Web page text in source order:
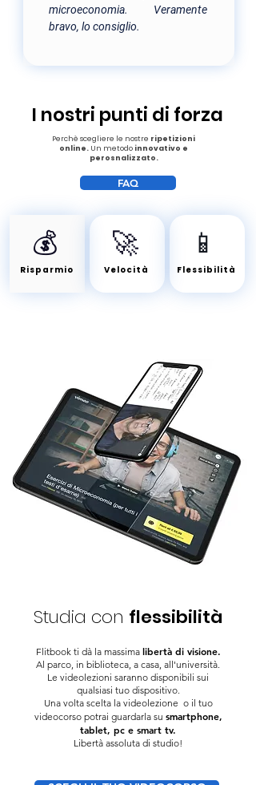
microeconomia. Veramente
bravo, lo consiglio.
I nostri punti di forza
Perchè scegliere le nostre ripetizioni
online. Un metodo innovativo e
perosnalizzato.
FAQ
💰
Risparmio
🚀
Velocità
​📱
Flessibilità
Studia con flessibilità
Flitbook ti dà la massima libertà di visione.
Al parco, in biblioteca, a casa, all'università.
Le videolezioni saranno disponibili sui
qualsiasi tuo dispositivo.
Una volta scelta la videolezione o il tuo
videocorso potrai guardarla su smartphone,
tablet, pc e smart tv.
Libertà assoluta di studio!